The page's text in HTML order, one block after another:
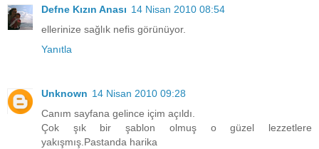
Defne Kızın Anası 14 Nisan 2010 08:54
ellerinize sağlık nefis görünüyor.
Yanıtla
Unknown 14 Nisan 2010 09:28
Canım sayfana gelince içim açıldı.
Çok şık bir şablon olmuş o güzel lezzetlere
yakışmış.Pastanda harika